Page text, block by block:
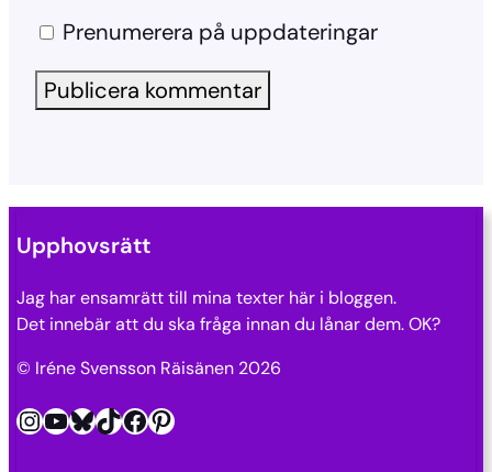
Prenumerera på uppdateringar
Upphovsrätt
Jag har ensamrätt till mina texter här i bloggen.
Det innebär att du ska fråga innan du lånar dem. OK?
© Iréne Svensson Räisänen 2026
InstagramYouTube Bluesky TikTok Facebook Pinterest